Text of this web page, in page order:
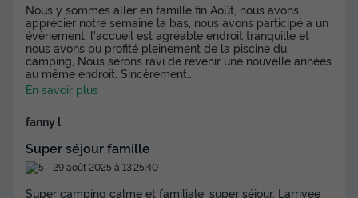
Nous y sommes aller en famille fin Août, nous avons
apprécier notre semaine la bas, nous avons participé a un
évènement, l'accueil est agréable endroit tranquille et
nous avons pu profité pleinement de la piscine du
camping, Nous serons ravi de revenir une nouvelle années
au même endroit. Sincèrement
En savoir plus
fanny l
Super séjour famille
29 août 2025 à 13:25:40
Super camping calme et familiale. super séjour. Larrivee